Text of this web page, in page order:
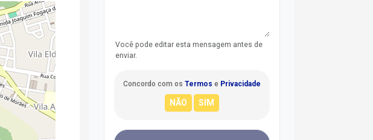
Você pode editar esta mensagem antes de
enviar.
Concordo com os Termos e Privacidade